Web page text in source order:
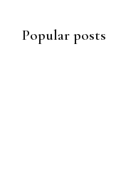
Popular posts